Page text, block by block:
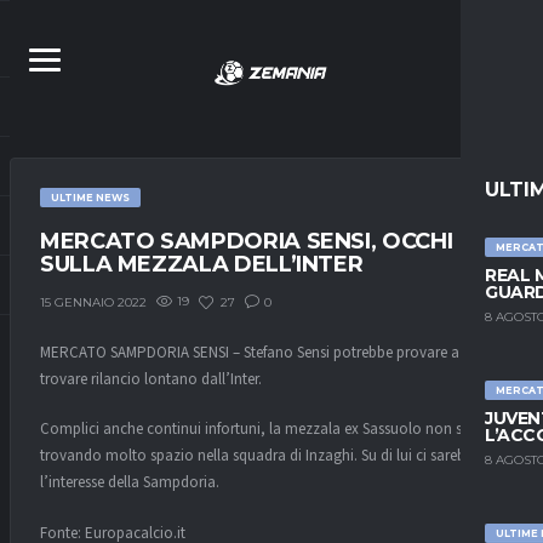
REAL
8
8
ULTIME
ULTIME NEWS
MERCATO SAMPDORIA SENSI, OCCHI
SULLA MEZZALA DELL’INTER
15 GENNAIO 2022 19 27 0
MERCATO SAMPDORIA SENSI – Stefano Sensi potrebbe provare a
trovare rilancio lontano dall’Inter.
Complici anche continui infortuni, la mezzala ex Sassuolo non sta
trovando molto spazio nella squadra di Inzaghi. Su di lui ci sarebbe
l’interesse della Sampdoria.
Fonte: Europacalcio.it